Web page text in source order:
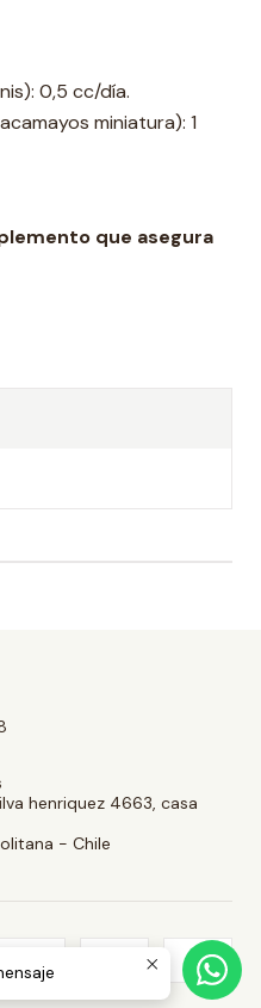
0,5 cc/día.
miniatura): 1
que asegura
henriquez 4663, casa
- Chile